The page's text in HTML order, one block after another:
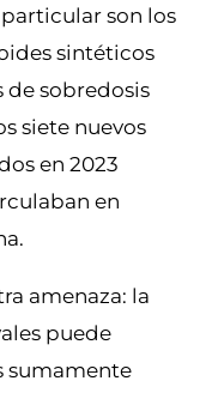
son los
sintéticos
sobredosis
siete nuevos
en 2023
en
amenaza: la
puede
sumamente